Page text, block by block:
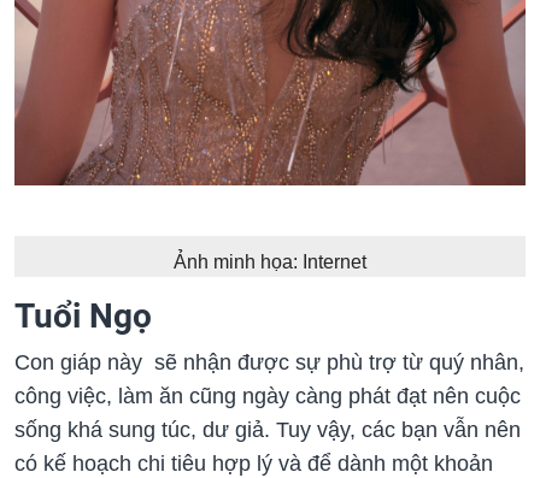
Ảnh minh họa: Internet
Tuổi Ngọ
Con giáp này sẽ nhận được sự phù trợ từ quý nhân,
công việc, làm ăn cũng ngày càng phát đạt nên cuộc
sống khá sung túc, dư giả. Tuy vậy, các bạn vẫn nên
có kế hoạch chi tiêu hợp lý và để dành một khoản